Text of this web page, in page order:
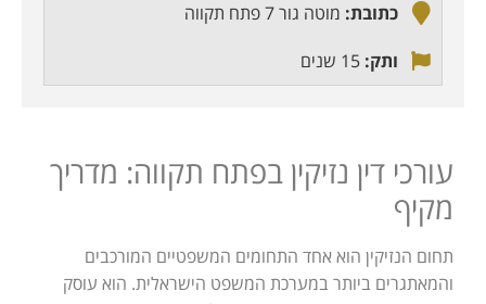
כתובת: מוטה גור 7 פתח תקווה
ותק: 15 שנים
עורכי דין נזיקין בפתח תקווה: מדריך
מקיף
תחום הנזיקין הוא אחד התחומים המשפטיים המורכבים
והמאתגרים ביותר במערכת המשפט הישראלית. הוא עוסק